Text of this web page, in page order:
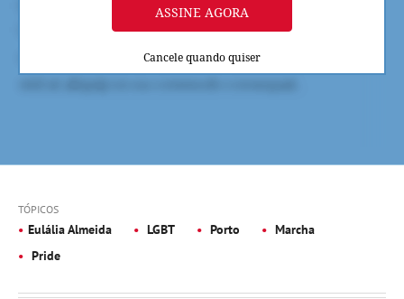
ASSINE AGORA
Cancele quando quiser
TÓPICOS
Eulália Almeida LGBT Porto
Marcha
Pride